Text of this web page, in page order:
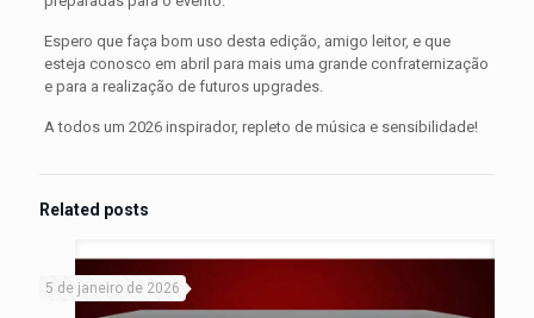
Espero que faça bom uso desta edição, amigo leitor, e que
esteja conosco em abril para mais uma grande confraternização
e para a realização de futuros upgrades.
A todos um 2026 inspirador, repleto de música e sensibilidade!
Related posts
5 de janeiro de 2026